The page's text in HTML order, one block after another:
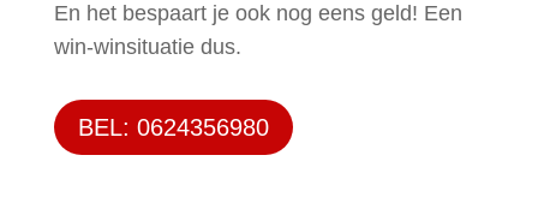
En het bespaart je ook nog eens geld! Een
win-winsituatie dus.
BEL: 0624356980